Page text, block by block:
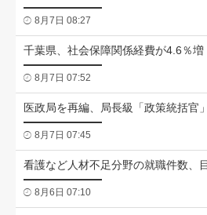
8月7日 08:27
千葉県、社会保障関係経費が4.6％
8月7日 07:52
医政局を再編、局長級「政策統括
8月7日 07:45
看護など人材不足分野の就職件数、
8月6日 07:10